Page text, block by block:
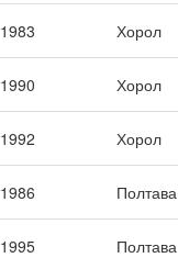
1983 Хорол
1990 Хорол
1992 Хорол
1986 Полтава
1995
Полтава